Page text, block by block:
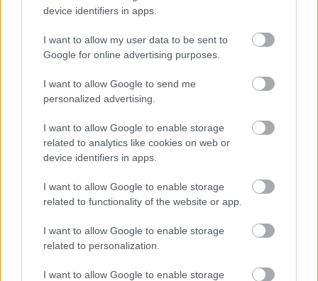
device identifiers in apps.
I want to allow my user data to be sent to
Google for online advertising purposes.
I want to allow Google to send me
personalized advertising.
I want to allow Google to enable storage
related to analytics like cookies on web or
device identifiers in apps.
I want to allow Google to enable storage
related to functionality of the website or app.
I want to allow Google to enable storage
related to personalization.
I want to allow Google to enable storage
Colas Colas Alterra Zrt.
Elkészült a Liszt Ferenc repülőtér közelében lévő
Komplex infrastruktúra-rendszert épített a Colas Alterra Zrt. a
Liszt Ferenc Nemzetközi Repülőtér közelében. A VGP Park
Budapest Aerozone területén megvalósult vízellátó, szenny- és
csapadékvíz-elvezető rendszerek, az út- és külső elektromos
hálózat kiépítés a legújabb, logisztikai csarnok kiszolgálását
szolgálja.